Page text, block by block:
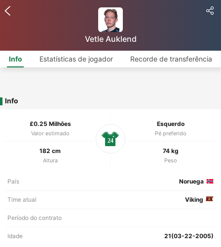
Vetle Auklend
Info Estatísticas de jogador Recorde de transferência
Info
£0.25 Milhões
Valor estimado
Esquerdo
Pé preferido
182 cm
Altura
74 kg
Peso
24
País Noruega
Time atual Viking
Período do contrato
Idade 21(03-22-2005)